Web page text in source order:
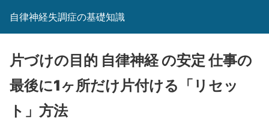
自律神経失調症の基礎知識
片づけの目的 自律神経 の安定 仕事の
最後に1ヶ所だけ片付ける「リセッ
ト」方法